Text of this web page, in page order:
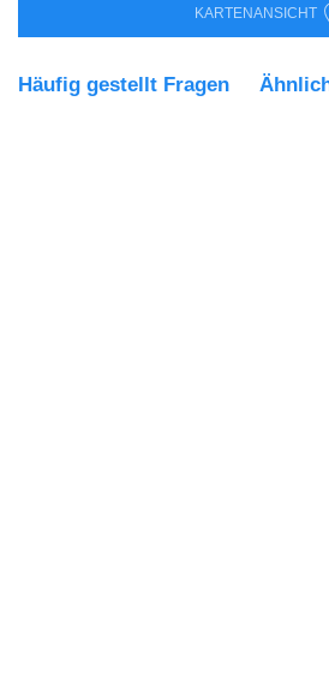
KARTENANSICHT
Häufig gestellt Fragen